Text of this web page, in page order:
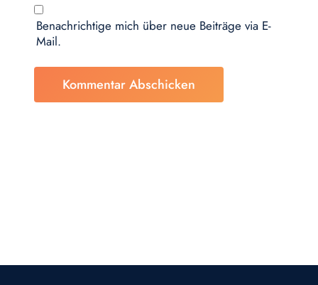
Benachrichtige mich über neue Beiträge via E-
Mail.